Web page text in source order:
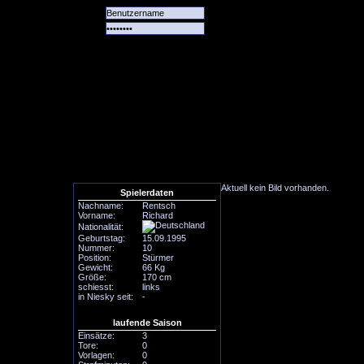
Spielerdaten
Nachname:
Rentsch
Vorname:
Richard
Nationalität:
Geburtstag:
15.09.1995
Nummer:
10
Position:
Stürmer
Gewicht:
66 Kg
Größe:
170 cm
schiesst:
links
in Niesky seit:
-
laufende Saison
Einsätze:
3
Tore:
0
Vorlagen:
0
Aktuell kein Bild vorhanden.